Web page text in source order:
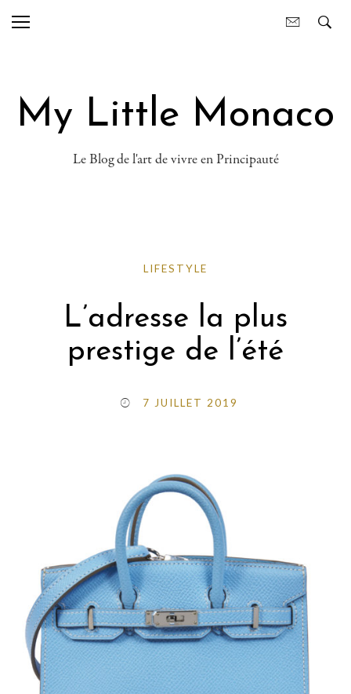
My Little Monaco
Le Blog de l'art de vivre en Principauté
LIFESTYLE
L’adresse la plus
prestige de l’été
7 JUILLET 2019